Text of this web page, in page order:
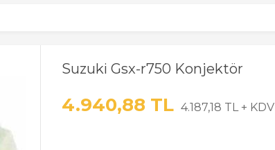
Suzuki Gsx-r750 Konjektör
4.940,88 TL 4.187,18 TL + KDV